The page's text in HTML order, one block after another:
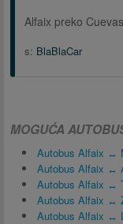
Alfaix preko
s: BlaBlaCar
MOGUĆA
Autobus Alfaix ↔
Autobus Alfaix ↔
Autobus Alfaix ↔
Autobus Alfaix ↔
Autobus Alfaix ↔